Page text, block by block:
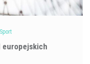
Sport
europejskich